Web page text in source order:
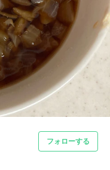
フォローする